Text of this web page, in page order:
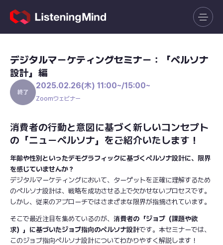
デジタルマーケティングセミナー：「ペルソナ
設計」編
2025.02.26(木) 11:00~/15:00~
Zoomウェビナー
消費者の行動と意図に基づく新しいコンセプト
の「ニューペルソナ」をご紹介いたします！
年齢や性別といったデモグラフィックに基づくペルソナ設計に、限界
を感じていませんか？
デジタルマーケティングにおいて、ターゲットを正確に理解するため
のペルソナ設計は、戦略を成功させる上で欠かせないプロセスです。
しかし、従来のアプローチではさまざまな限界が指摘されています。
そこで最近注目を集めているのが、 消費者の「ジョブ（課題や欲
求）」に基づいたジョブ指向のペルソナ設計です。本セミナーでは、
このジョブ指向ペルソナ設計についてわかりやすく解説します！